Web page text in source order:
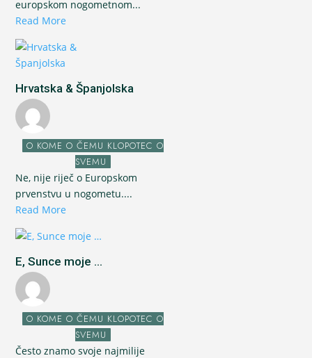
europskom nogometnom...
Read More
Hrvatska & Španjolska
O KOME O ČEMU KLOPOTEC O
SVEMU
Ne, nije riječ o Europskom
prvenstvu u nogometu....
Read More
E, Sunce moje ...
O KOME O ČEMU KLOPOTEC O
SVEMU
Često znamo svoje najmilije